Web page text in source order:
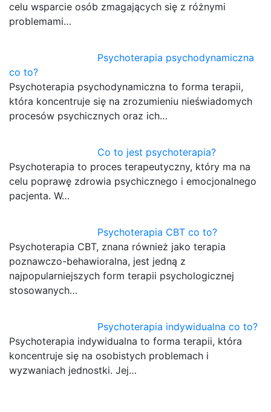
celu wsparcie osób zmagających się z różnymi
problemami…
Psychoterapia psychodynamiczna
co to?
Psychoterapia psychodynamiczna to forma terapii,
która koncentruje się na zrozumieniu nieświadomych
procesów psychicznych oraz ich…
Co to jest psychoterapia?
Psychoterapia to proces terapeutyczny, który ma na
celu poprawę zdrowia psychicznego i emocjonalnego
pacjenta. W…
Psychoterapia CBT co to?
Psychoterapia CBT, znana również jako terapia
poznawczo-behawioralna, jest jedną z
najpopularniejszych form terapii psychologicznej
stosowanych…
Psychoterapia indywidualna co to?
Psychoterapia indywidualna to forma terapii, która
koncentruje się na osobistych problemach i
wyzwaniach jednostki. Jej…